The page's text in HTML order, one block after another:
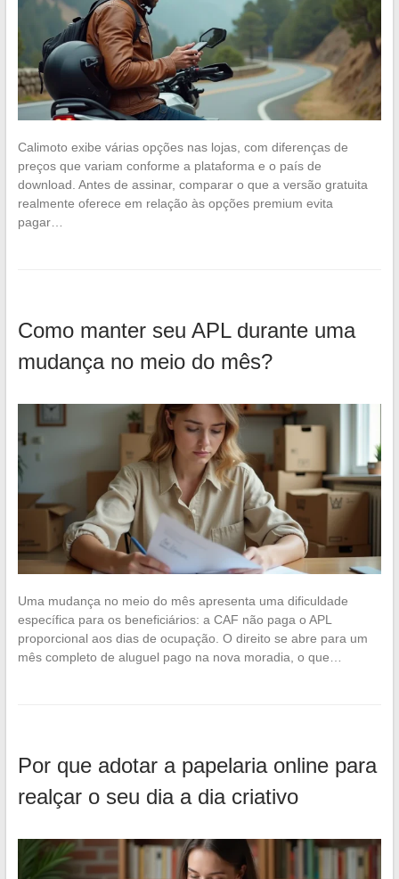
Calimoto exibe várias opções nas lojas, com diferenças de
preços que variam conforme a plataforma e o país de
download. Antes de assinar, comparar o que a versão gratuita
realmente oferece em relação às opções premium evita
pagar…
Como manter seu APL durante uma
mudança no meio do mês?
Uma mudança no meio do mês apresenta uma dificuldade
específica para os beneficiários: a CAF não paga o APL
proporcional aos dias de ocupação. O direito se abre para um
mês completo de aluguel pago na nova moradia, o que…
Por que adotar a papelaria online para
realçar o seu dia a dia criativo